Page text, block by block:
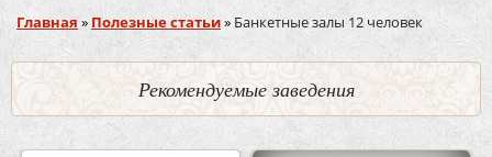
Вы здесь
Главная » Полезные статьи» Банкетные залы 12 человек
Рекомендуемые заведения